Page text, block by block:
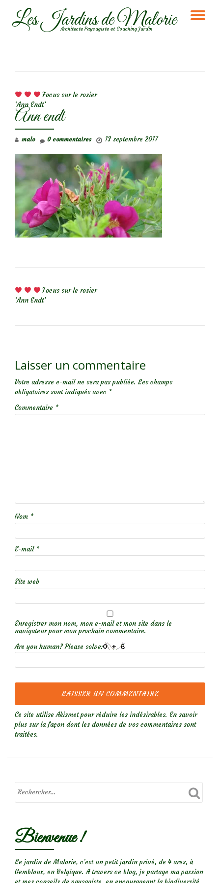
AllerLes Jardins de Malorie
Architecte Paysagiste et Coaching Jardin
Focus sur le rosier
‘Ann Endt’
Ann endt
malo 13 septembre 2017
0 commentaires
Focus sur le rosier
‘Ann Endt’
Laisser un commentaire
Votre adresse e-mail ne sera pas publiée. Les champs
obligatoires sont indiqués avec *
Commentaire *
Nom *
E-mail *
Site web
Enregistrer mon nom, mon e-mail et mon site dans le
navigateur pour mon prochain commentaire.
Are you human? Please solve:
Ce site utilise Akismet pour réduire les indésirables. En savoir
plus sur la façon dont les données de vos commentaires sont
traitées.
Bienvenue !
Le jardin de Malorie, c'est un petit jardin privé, de 4 ares, à
Gembloux, en Belgique. A travers ce blog, je partage ma passion